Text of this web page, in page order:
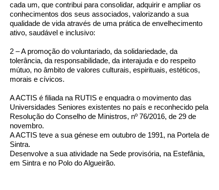
cada um, que contribui para consolidar, adquirir e ampliar os
conhecimentos dos seus associados, valorizando a sua
qualidade de vida através de uma prática de envelhecimento
ativo, saudável e inclusivo:
2 – A promoção do voluntariado, da solidariedade, da
tolerância, da responsabilidade, da interajuda e do respeito
mútuo, no âmbito de valores culturais, espirituais, estéticos,
morais e cívicos.
A ACTIS é filiada na RUTIS e enquadra o movimento das
Universidades Seniores existentes no país e reconhecido pela
Resolução do Conselho de Ministros, nº 76/2016, de 29 de
novembro.
A ACTIS teve a sua génese em outubro de 1991, na Portela de
Sintra.
Desenvolve a sua atividade na Sede provisória, na Estefânia,
em Sintra e no Polo do Algueirão.